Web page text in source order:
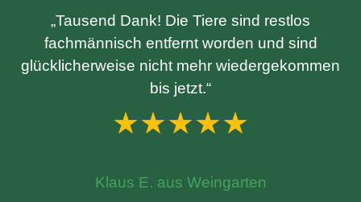
„Tausend Dank! Die Tiere sind restlos
fachmännisch entfernt worden und sind
glücklicherweise nicht mehr wiedergekommen
bis jetzt.“
★★★★★
Klaus E. aus Weingarten